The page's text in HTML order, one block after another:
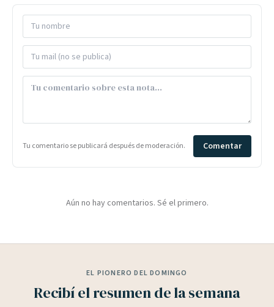
Tu comentario se publicará después de moderación. Comentar
Aún no hay comentarios. Sé el primero.
EL PIONERO DEL DOMINGO
Recibí el resumen de la semana